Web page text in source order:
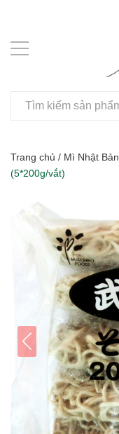
Trang chủ / Mì Nhật Bản
(5*200g/vắt)